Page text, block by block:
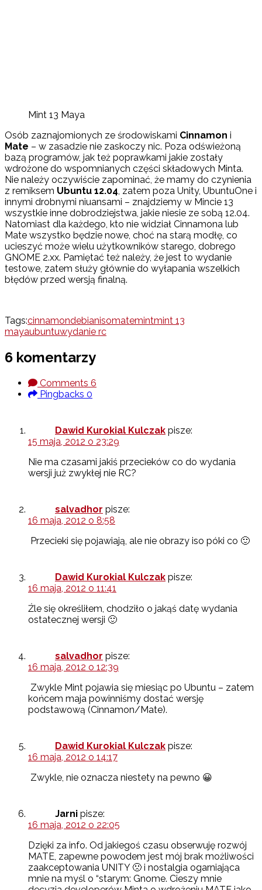
Mint 13 Maya
Osób zaznajomionych ze środowiskami Cinnamon i
Mate – w zasadzie nie zaskoczy nic. Poza odświeżoną
bazą programów, jak też poprawkami jakie zostały
wdrożone do wspomnianych części składowych Minta.
Nie należy oczywiście zapominać, że mamy do czynienia
z remiksem Ubuntu 12.04, zatem poza Unity, UbuntuOne i
innymi drobnymi niuansami – znajdziemy w Mincie 13
wszystkie inne dobrodziejstwa, jakie niesie ze sobą 12.04.
Natomiast dla każdego, kto nie widział Cinnamona lub
Mate wszystko będzie nowe, choć na starą modłę, co
ucieszyć może wielu użytkowników starego, dobrego
GNOME 2.xx. Pamiętać też należy, że jest to wydanie
testowe, zatem służy głównie do wyłapania wszelkich
błędów przed wersją finalną.
Tags:cinnamondebianisomatemintmint 13
mayaubuntuwydanie rc
6 komentarzy
Comments 6
Pingbacks 0
Dawid Kurokial Kulczak pisze:
15 maja, 2012 o 23:29
Nie ma czasami jakiś przecieków co do wydania
wersji już zwykłej nie RC?
salvadhor pisze:
16 maja, 2012 o 8:58
Przecieki się pojawiają, ale nie obrazy iso póki co 🙂
Dawid Kurokial Kulczak pisze:
16 maja, 2012 o 11:41
Źle się określiłem, chodziło o jakąś datę wydania
ostatecznej wersji 🙂
salvadhor pisze:
16 maja, 2012 o 12:39
Zwykle Mint pojawia się miesiąc po Ubuntu – zatem
końcem maja powinniśmy dostać wersję
podstawową (Cinnamon/Mate).
Dawid Kurokial Kulczak pisze:
16 maja, 2012 o 14:17
Zwykle, nie oznacza niestety na pewno 😀
Jarni pisze:
16 maja, 2012 o 22:05
Dzięki za info. Od jakiegoś czasu obserwuję rozwój
MATE, zapewne powodem jest mój brak możliwości
zaakceptowania UNITY 🙁 i nostalgia ogarniająca
mnie na myśl o “starym: Gnome. Cieszy mnie